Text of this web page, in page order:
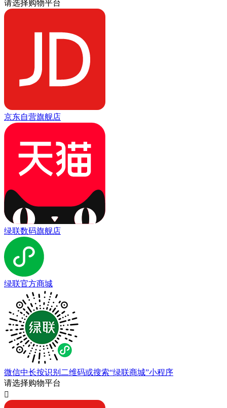
请选择购物平台
京东自营旗舰店
绿联数码旗舰店
绿联官方商城
微信中长按识别二维码或搜索“绿联商城”小程序
请选择购物平台
